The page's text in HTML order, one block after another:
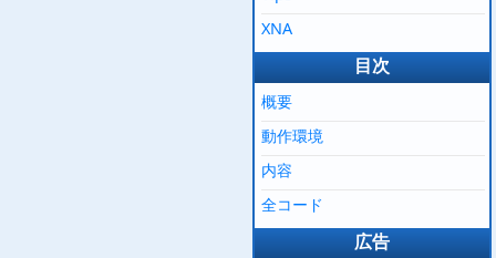
XNA
目次
概要
動作環境
内容
全コード
広告